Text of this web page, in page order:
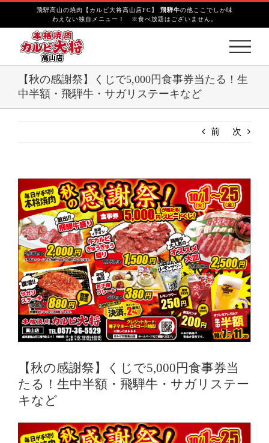
n
飛騨高山の焼肉【カルビ大将高山店FC】 飛騨牛の他ここでしか味
わえない独自メニュー！ ※食べ放題はございません。
【秋の感謝祭】くじで5,000円食事券当たる！生
中半額・飛騨牛・サガリステーキなど
前 次
i
w
L
a
r
g
e
r
I
m
a
【秋の感謝祭】くじで5,000円食事券当
たる！生中半額・飛騨牛・サガリステー
キなど